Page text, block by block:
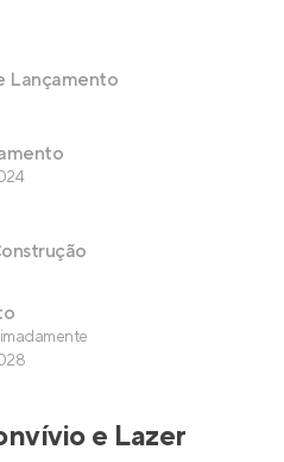
Lançamento
e Lazer